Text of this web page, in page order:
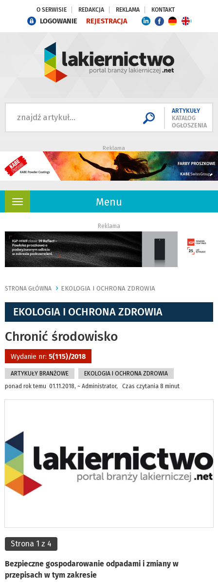
O SERWISIE REDAKCJA REKLAMA KONTAKT
LOGOWANIE REJESTRACJA
ARTYKUŁY
KATALOG
OGŁOSZENIA
Reklama
Menu
Rozwiń
Reklama
STRONA GŁÓWNA EKOLOGIA I OCHRONA ZDROWIA
EKOLOGIA I OCHRONA ZDROWIA
Chronić środowisko
Wydanie nr: 5(115)/2018
ARTYKUŁY BRANŻOWE
EKOLOGIA I OCHRONA ZDROWIA
ponad rok temu 01.11.2018, ~ Administrator, Czas czytania 8 minut
Strona 1 z 4
Bezpieczne gospodarowanie odpadami i zmiany w
przepisach w tym zakresie